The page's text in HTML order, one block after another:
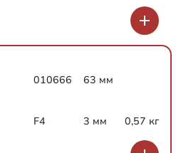
010666 63 мм
F4 3 мм 0,57 кг